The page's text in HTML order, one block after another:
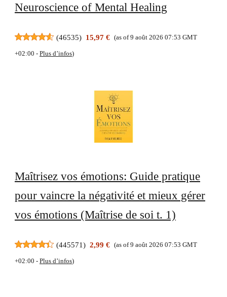
Neuroscience of Mental Healing
(46535) 15,97 € (as of 9 août 2026 07:53 GMT
+02:00 - Plus d’infos)
Maîtrisez vos émotions: Guide pratique
pour vaincre la négativité et mieux gérer
vos émotions (Maîtrise de soi t. 1)
(445571) 2,99 € (as of 9 août 2026 07:53 GMT
+02:00 - Plus d’infos)